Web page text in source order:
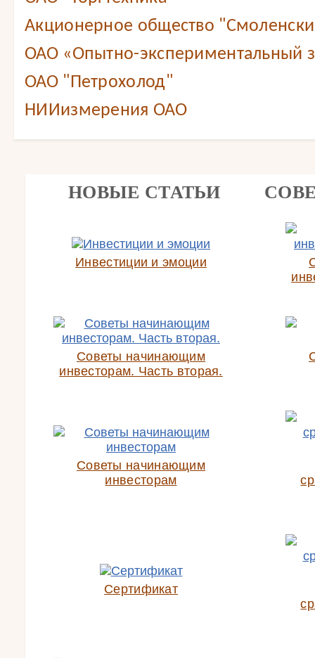
Акционерное общество
ОАО «Опытно-экспериментальный
ОАО "Петрохолод"
НИИизмерения ОАО
НОВЫЕ СТАТЬИ
Инвестиции и эмоции
Советы начинающим
инвесторам. Часть вторая.
Советы начинающим
инвесторам
Сертификат